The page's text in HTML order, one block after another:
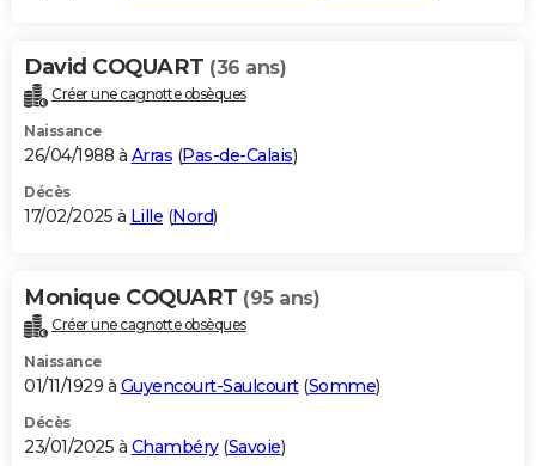
David COQUART (36 ans)
Créer une cagnotte obsèques
Naissance
26/04/1988 à Arras (Pas-de-Calais)
Décès
17/02/2025 à Lille (Nord)
Monique COQUART (95 ans)
Créer une cagnotte obsèques
Naissance
01/11/1929 à Guyencourt-Saulcourt(Somme)
Décès
23/01/2025 à Chambéry(Savoie)